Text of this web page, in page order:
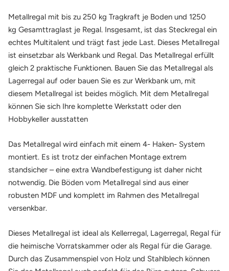
Metallregal mit bis zu 250 kg Tragkraft je Boden und 1250
kg Gesamttraglast je Regal. Insgesamt, ist das Steckregal ein
echtes Multitalent und trägt fast jede Last. Dieses Metallregal
ist einsetzbar als Werkbank und Regal. Das Metallregal erfüllt
gleich 2 praktische Funktionen. Bauen Sie das Metallregal als
Lagerregal auf oder bauen Sie es zur Werkbank um, mit
diesem Metallregal ist beides möglich. Mit dem Metallregal
können Sie sich Ihre komplette Werkstatt oder den
Hobbykeller ausstatten
Das Metallregal wird einfach mit einem 4- Haken- System
montiert. Es ist trotz der einfachen Montage extrem
standsicher – eine extra Wandbefestigung ist daher nicht
notwendig. Die Böden vom Metallregal sind aus einer
robusten MDF und komplett im Rahmen des Metallregal
versenkbar.
Dieses Metallregal ist ideal als Kellerregal, Lagerregal, Regal für
die heimische Vorratskammer oder als Regal für die Garage.
Durch das Zusammenspiel von Holz und Stahlblech können